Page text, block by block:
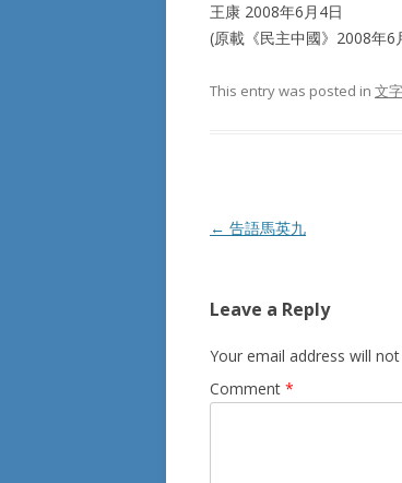
王康 2008年6月4日
(原載《民主中國》2008年6
This entry was posted in 文字
Post
← 告語馬英九
Leave a Reply
Your email address will
Comment *